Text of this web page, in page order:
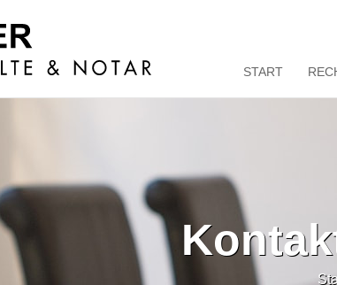
START